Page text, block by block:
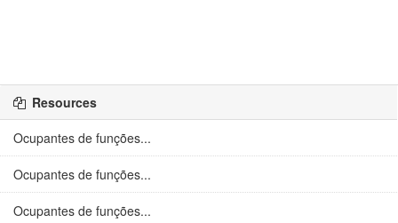
Resources
Ocupantes de funções...
Ocupantes de funções...
Ocupantes de funções...